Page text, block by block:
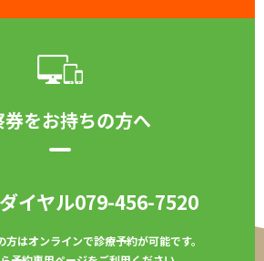
券をお持ちの方へ
イヤル079-456-7520
はオンラインで診療予約が可能です。